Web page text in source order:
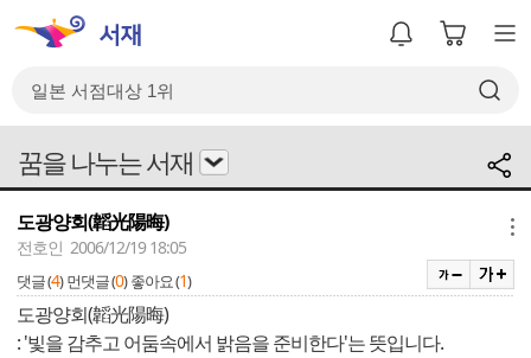
꿈을 나누는 서재
도광양회(韜光陽晦)
전호인 2006/12/19 18:05
댓글 (4) 먼댓글 (0) 좋아요 (1)
도광양회(韜光陽晦)
: '빛을 감추고 어둠속에서 밝음을 준비한다'는 뜻입니다.